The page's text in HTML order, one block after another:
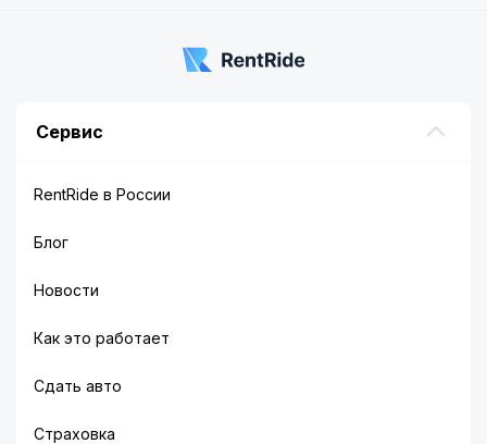
Сервис
RentRide в России
Блог
Новости
Как это работает
Сдать авто
Страховка